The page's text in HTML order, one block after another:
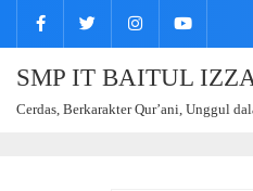
SMP IT BAITUL
Cerdas, Berkarakter Qur’ani, Unggul